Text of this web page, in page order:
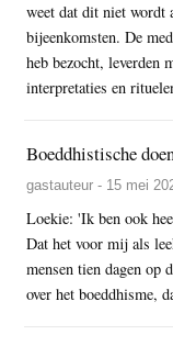
weet dat dit niet wordt
bijeenkomsten. De
heb bezocht, leverden
interpretaties en
Boeddhistische
gastauteur - 15 mei
Loekie: 'Ik ben ook
Dat het voor mij als
mensen tien dagen op
over het boeddhisme,